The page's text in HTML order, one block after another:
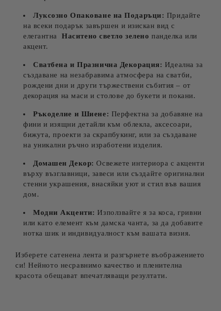
Луксозно Опаковане на Подаръци: Придайте
на всеки подарък завършен и изискан вид с
елегантна
Наситено светло зеленопанделка или
акцент.
Сватбена и Празнична Декорация: Идеална за
създаване на незабравима атмосфера на сватби,
рождени дни и други тържествени събития – от
декорация на маси и столове до букети и покани.
Ръкоделие и Шиене: Перфектна за добавяне на
фини и изящни детайли към облекла, аксесоари,
бижута, проекти за скрапбукинг, или за създаване
на уникални ръчно изработени изделия.
Домашен Декор: Освежете интериора с акценти
върху възглавници, завеси или създайте оригинални
стенни украшения, внасяйки уют и стил във вашия
дом.
Модни Акценти: Използвайте я за коса, гривни
или като елемент към дамска чанта, за да добавите
нотка шик и индивидуалност към вашата визия.
Изберете сатенена лента и разгърнете въображението
си! Нейното несравнимо качество и пленителна
красота обещават впечатляващи резултати.